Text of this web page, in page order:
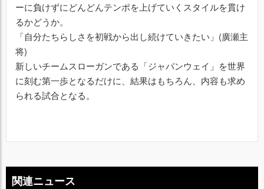
ーに負けずにどんどんテンポを上げていくスタイルを貫け
るかどうか。
「自分たちらしさを初戦から出し続けていきたい」(廣瀬主
将)
新しいチームスローガンである「ジャパンウェイ」を世界
に刻む第一歩となるだけに、結果はもちろん、内容も求め
られる試合となる。
関連ニュース